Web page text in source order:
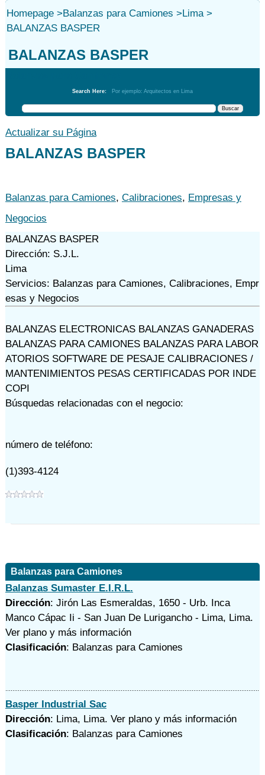
Homepage>Balanzas para Camiones >Lima>
BALANZAS BASPER
BALANZAS BASPER
Search Here: Por ejemplo: Arquitectos en Lima
Actualizar su Página
BALANZAS BASPER
Balanzas para Camiones, Calibraciones, Empresas y
Negocios
BALANZAS BASPER
Dirección: S.J.L.
Lima
Servicios: Balanzas para Camiones, Calibraciones, Empr
esas y Negocios
BALANZAS ELECTRONICAS BALANZAS GANADERAS
BALANZAS PARA CAMIONES BALANZAS PARA LABOR
ATORIOS SOFTWARE DE PESAJE CALIBRACIONES /
MANTENIMIENTOS PESAS CERTIFICADAS POR INDE
COPI
Búsquedas relacionadas con el negocio:
número de teléfono:
(1)393-4124
Balanzas para Camiones
Balanzas Sumaster E.I.R.L.
Dirección: Jirón Las Esmeraldas, 1650 - Urb. Inca
Manco Cápac Ii - San Juan De Lurigancho - Lima, Lima.
Ver plano y más información
Clasificación: Balanzas para Camiones
Basper Industrial Sac
Dirección: Lima, Lima. Ver plano y más información
Clasificación: Balanzas para Camiones